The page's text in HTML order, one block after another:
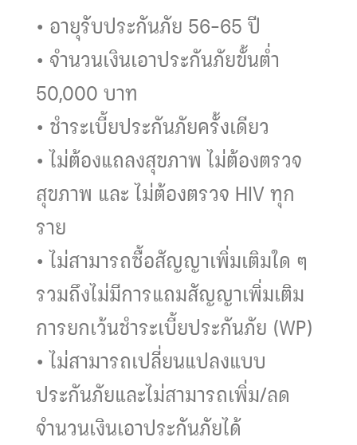
• อายุรับประกันภัย 56-65 ปี
• จำนวนเงินเอาประกันภัยขั้นตํ่า
50,000 บาท
• ชำระเบี้ยประกันภัยครั้งเดียว
• ไม่ต้องแถลงสุขภาพ ไม่ต้องตรวจ
สุขภาพ และ ไม่ต้องตรวจ HIV ทุก
ราย
• ไม่สามารถซื้อสัญญาเพิ่มเติมใด ๆ
รวมถึงไม่มีการแถมสัญญาเพิ่มเติม
การยกเว้นชำระเบี้ยประกันภัย (WP)
• ไม่สามารถเปลี่ยนแปลงแบบ
ประกันภัยและไม่สามารถเพิ่ม/ลด
จำนวนเงินเอาประกันภัยได้